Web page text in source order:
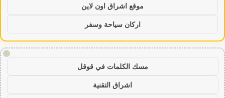
موقع اشراق اون لاين
اركان سياحة وسفر
!
مسك الكلمات في قوقل
اشراق التقنية